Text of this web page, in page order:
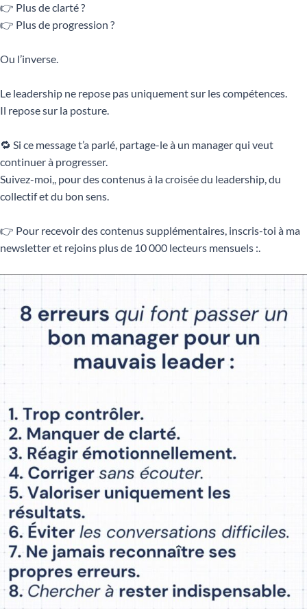
👉 Plus de clarté ?
👉 Plus de progression ?
Ou l’inverse.
Le leadership ne repose pas uniquement sur les compétences.
Il repose sur la posture.
🔁 Si ce message t’a parlé, partage-le à un manager qui veut
continuer à progresser.
Suivez-moi,, pour des contenus à la croisée du leadership, du
collectif et du bon sens.
👉 Pour recevoir des contenus supplémentaires, inscris-toi à ma
newsletter et rejoins plus de 10 000 lecteurs mensuels :.